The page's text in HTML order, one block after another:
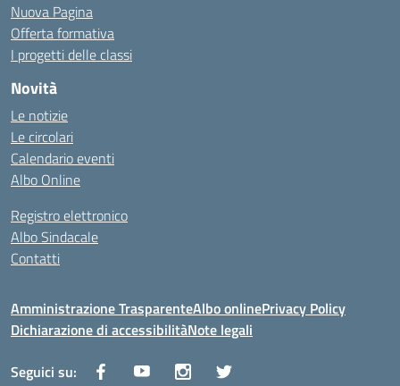
Nuova Pagina
Offerta formativa
I progetti delle classi
Novità
Le notizie
Le circolari
Calendario eventi
Albo Online
Registro elettronico
Albo Sindacale
Contatti
Amministrazione TrasparenteAlbo onlinePrivacy Policy
Dichiarazione di accessibilitàNote legali
Seguici su: